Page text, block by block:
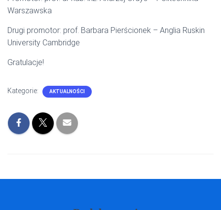
Warszawska
Drugi promotor: prof. Barbara Pierścionek – Anglia Ruskin
University Cambridge
Gratulacje!
Kategorie: AKTUALNOŚCI